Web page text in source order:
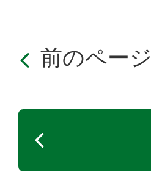
前のページ